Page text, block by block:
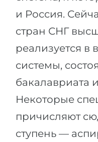
и Россия.
стран СНГ
реализуется в
системы,
бакалавриата
Некоторые
причисляют
ступень —